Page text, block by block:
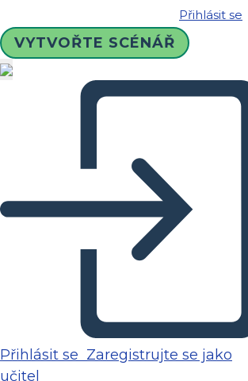
Přihlásit se
VYTVOŘTE SCÉNÁŘ
Přihlásit se Zaregistrujte se jako
učitel